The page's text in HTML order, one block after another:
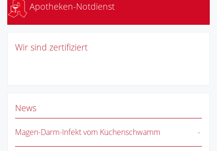
Apotheken-Notdienst
Wir sind zertifiziert
News
Magen-Darm-Infekt vom Küchenschwamm